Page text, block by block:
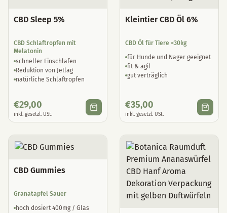
CBD Sleep 5%
CBD Schlaftropfen mit
Melatonin
schneller Einschlafen
Reduktion von Jetlag
natürliche Schlaftropfen
€29,00
inkl. gesetzl. USt.
Kleintier CBD Öl 6%
CBD Öl für Tiere <30kg
für Hunde und Nager geeignet
fit & agil
gut verträglich
€35,00
inkl. gesetzl. USt.
CBD Gummies
Granatapfel Sauer
hoch dosiert 400mg / Glas